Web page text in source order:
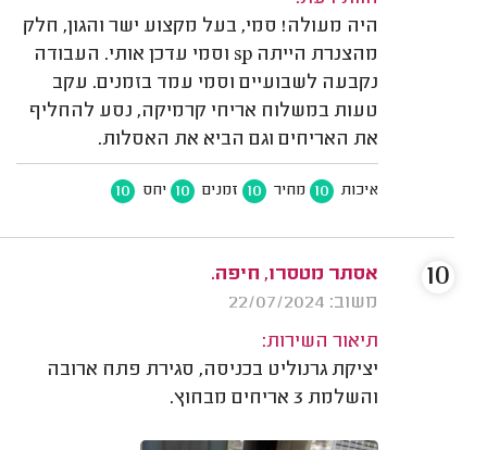
היה מעולה! סמי, בעל מקצוע ישר והגון, חלק
מהצנרת הייתה sp וסמי עדכן אותי. העבודה
נקבעה לשבועיים וסמי עמד בזמנים. עקב
טעות במשלוח אריחי קרמיקה, נסע להחליף
את האריחים וגם הביא את האסלות.
איכות 10 מחיר 10 זמנים 10 יחס 10
אסתר מטסרו, חיפה.
משוב: 22/07/2024
תיאור השירות:
יציקת גרנוליט בכניסה, סגירת פתח ארובה
והשלמת 3 אריחים מבחוץ.
10